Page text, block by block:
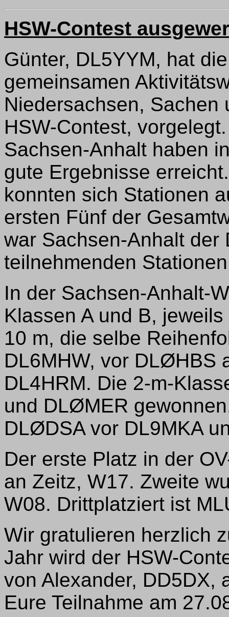
HSW-Contest
Günter, DL5YYM, hat
gemeinsamen
Niedersachsen, Sachen
HSW-Contest,
Sachsen-Anhalt haben
gute Ergebnisse
konnten sich Stationen
ersten Fünf der
war Sachsen-Anhalt der
teilnehmenden
In der Sachsen-Anhalt-
Klassen A und B,
10 m, die selbe
DL6MHW, vor DLØHBS
DL4HRM. Die 2-m-
und DLØMER
DLØDSA vor DL9MKA
Der erste Platz in der
an Zeitz, W17. Zweite
W08. Drittplatziert ist
Wir gratulieren herzlich
Jahr wird der HSW-
von Alexander, DD5DX,
Eure Teilnahme am